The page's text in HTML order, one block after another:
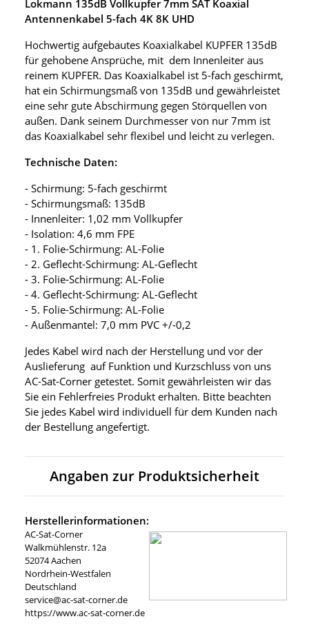
Lokmann 135dB Vollkupfer 7mm SAT Koaxial
Antennenkabel 5-fach 4K 8K UHD
Hochwertig aufgebautes Koaxialkabel KUPFER 135dB
für gehobene Ansprüche, mit dem Innenleiter aus
reinem KUPFER. Das Koaxialkabel ist 5-fach geschirmt,
hat ein Schirmungsmaß von 135dB und gewährleistet
eine sehr gute Abschirmung gegen Störquellen von
außen. Dank seinem Durchmesser von nur 7mm ist
das Koaxialkabel sehr flexibel und leicht zu verlegen.
Technische Daten:
- Schirmung: 5-fach geschirmt
- Schirmungsmaß: 135dB
- Innenleiter: 1,02 mm Vollkupfer
- Isolation: 4,6 mm FPE
- 1. Folie-Schirmung: AL-Folie
- 2. Geflecht-Schirmung: AL-Geflecht
- 3. Folie-Schirmung: AL-Folie
- 4. Geflecht-Schirmung: AL-Geflecht
- 5. Folie-Schirmung: AL-Folie
- Außenmantel: 7,0 mm PVC +/-0,2
Jedes Kabel wird nach der Herstellung und vor der
Auslieferung auf Funktion und Kurzschluss von uns
AC-Sat-Corner getestet. Somit gewährleisten wir das
Sie ein Fehlerfreies Produkt erhalten. Bitte beachten
Sie jedes Kabel wird individuell für dem Kunden nach
der Bestellung angefertigt.
Angaben zur Produktsicherheit
Herstellerinformationen:
AC-Sat-Corner
Walkmühlenstr. 12a
52074 Aachen
Nordrhein-Westfalen
Deutschland
service@ac-sat-corner.de
https://www.ac-sat-corner.de